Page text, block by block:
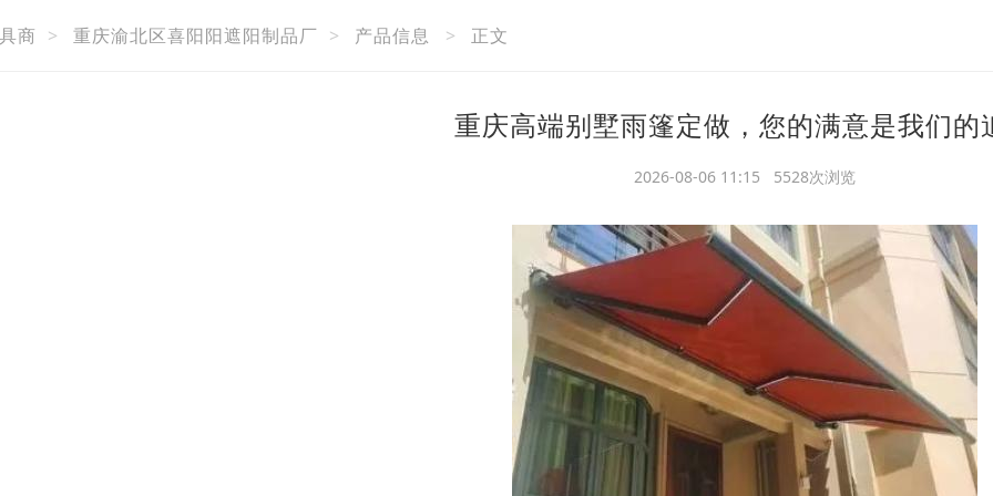
商 > 重庆渝北区喜阳阳遮阳制品厂 > 产品信息 > 正文
重庆高端别墅雨篷定做，您的满意是我们的
2026-08-06 11:15 5528次浏览